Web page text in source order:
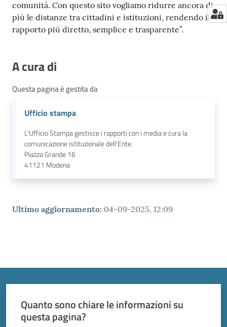
comunità. Con questo sito vogliamo ridurre ancora di
più le distanze tra cittadini e istituzioni, rendendo il
rapporto più diretto, semplice e trasparente”.
A cura di
Questa pagina è gestita da
Ufficio stampa
L’Ufficio Stampa gestisce i rapporti con i media e cura la
comunicazione istituzionale dell'Ente.
Piazza Grande 16
41121 Modena
Ultimo aggiornamento: 04-09-2025, 12:09
Quanto sono chiare le informazioni su
questa pagina?